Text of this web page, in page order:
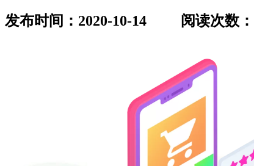
发布时间：2020-10-14 阅读次数：